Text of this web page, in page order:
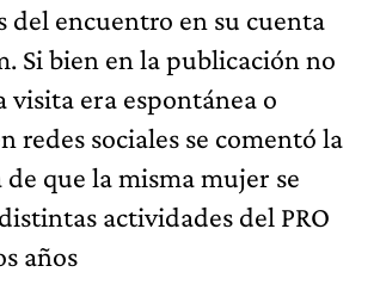
del encuentro en su cuenta
Si bien en la publicación no
visita era espontánea o
redes sociales se comentó la
que la misma mujer se
actividades del PRO
años